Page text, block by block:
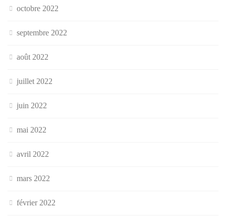
octobre 2022
septembre 2022
août 2022
juillet 2022
juin 2022
mai 2022
avril 2022
mars 2022
février 2022